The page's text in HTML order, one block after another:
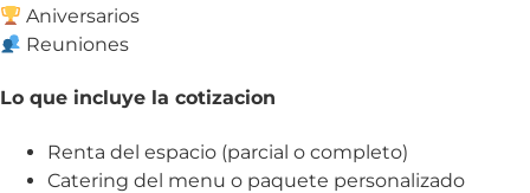
Aniversarios
Reuniones
Lo que incluye la cotizacion
Renta del espacio (parcial o completo)
Catering del menu o paquete personalizado